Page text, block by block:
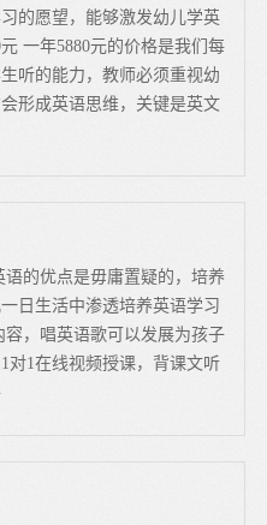
的愿望，能够激发幼儿学英
一年5880元的价格是我们每
听的能力，教师必须重视幼
形成英语思维，关键是英文
的优点是毋庸置疑的，培养
日生活中渗透培养英语学习
，唱英语歌可以发展为孩子
对1在线视频授课，背课文听